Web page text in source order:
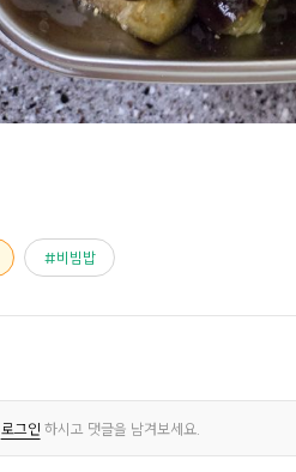
비빔밥
로그인 하시고 댓글을 남겨보세요.